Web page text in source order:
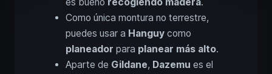
Como única montura no terrestre,
puedes usar a Hanguy como
planeador para planear más alto.
Aparte de Gildane, Dazemu es el